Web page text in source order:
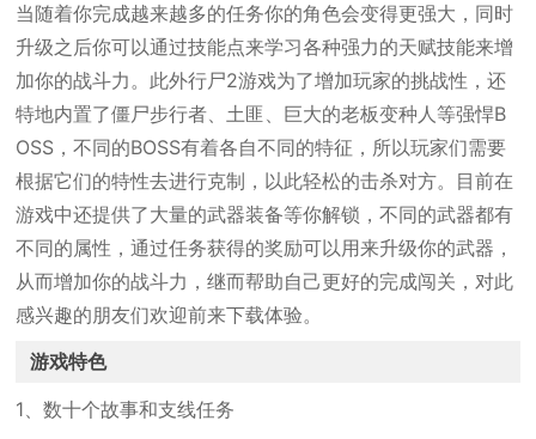
当随着你完成越来越多的任务你的角色会变得更强大，同时
升级之后你可以通过技能点来学习各种强力的天赋技能来增
加你的战斗力。此外行尸2游戏为了增加玩家的挑战性，还
特地内置了僵尸步行者、土匪、巨大的老板变种人等强悍B
OSS，不同的BOSS有着各自不同的特征，所以玩家们需要
根据它们的特性去进行克制，以此轻松的击杀对方。目前在
游戏中还提供了大量的武器装备等你解锁，不同的武器都有
不同的属性，通过任务获得的奖励可以用来升级你的武器，
从而增加你的战斗力，继而帮助自己更好的完成闯关，对此
感兴趣的朋友们欢迎前来下载体验。
游戏特色
1、数十个故事和支线任务